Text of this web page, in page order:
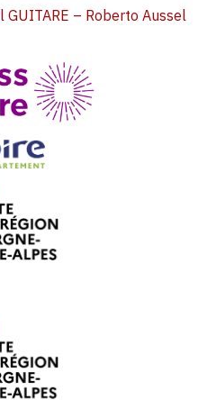
– Roberto Aussel